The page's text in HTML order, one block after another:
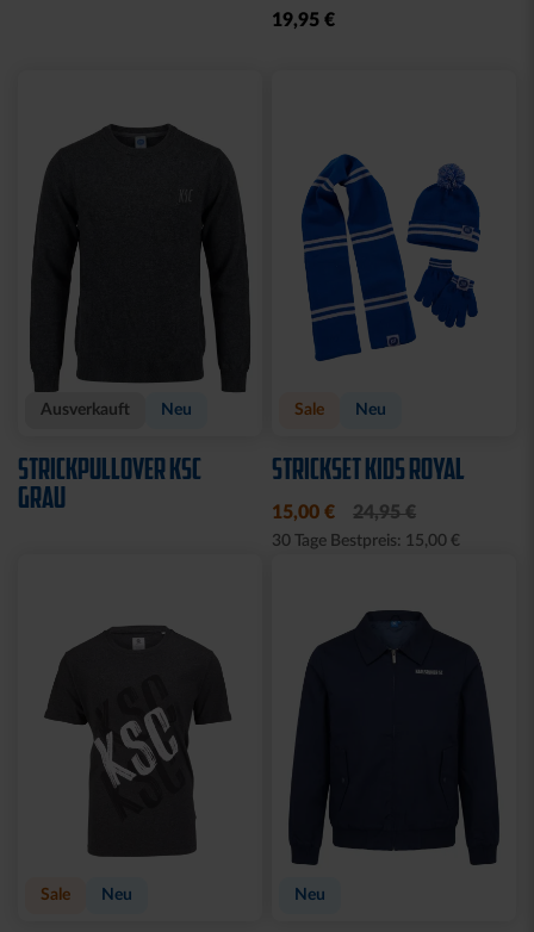
19,95 €
Ausverkauft Neu
STRICKPULLOVER KSC
GRAU
Sale Neu
STRICKSET KIDS ROYAL
15,00 € 24,95 €
30 Tage Bestpreis: 15,00 €
Sale Neu Neu